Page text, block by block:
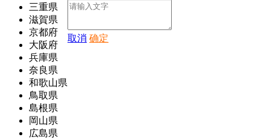
三重県
滋賀県
京都府
大阪府
兵庫県
奈良県
和歌山県
鳥取県
島根県
岡山県
広島県
取消 确定